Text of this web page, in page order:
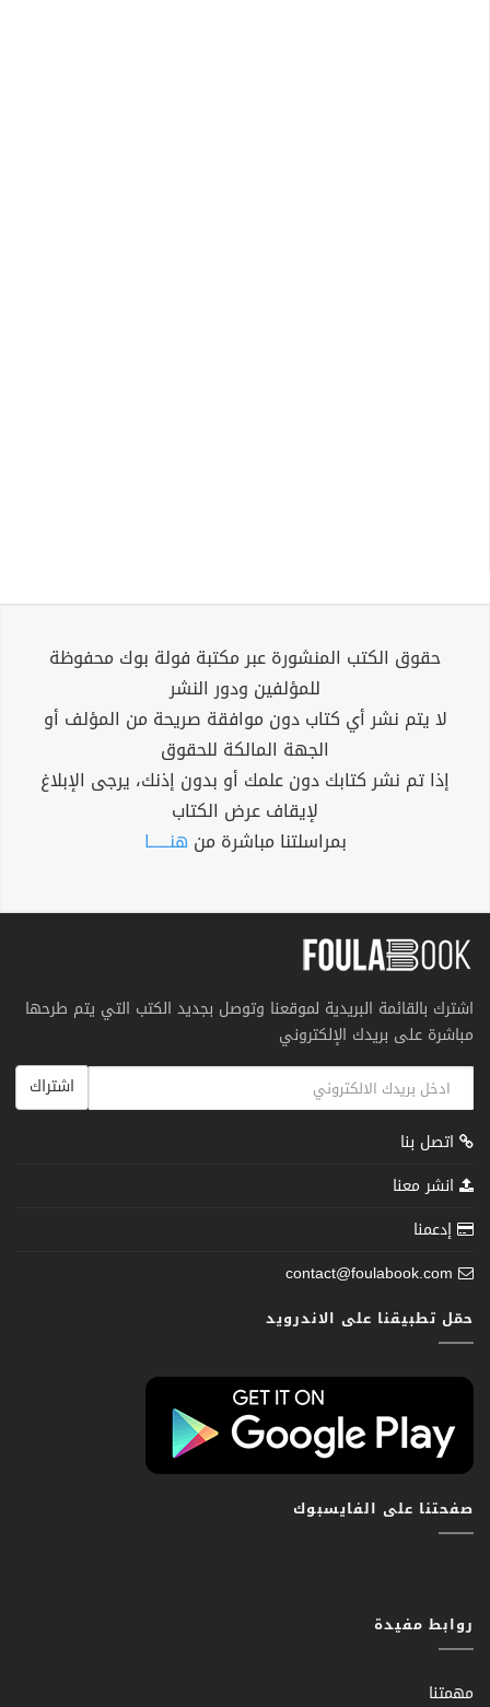
حقوق الكتب المنشورة عبر مكتبة فولة بوك محفوظة
للمؤلفين ودور النشر
لا يتم نشر أي كتاب دون موافقة صريحة من المؤلف أو
الجهة المالكة للحقوق
إذا تم نشر كتابك دون علمك أو بدون إذنك، يرجى الإبلاغ
لإيقاف عرض الكتاب
بمراسلتنا مباشرة من هنــــــا
اشترك بالقائمة البريدية لموقعنا وتوصل بجديد الكتب التي يتم طرحها
مباشرة على بريدك الإلكتروني
اشتراك
اتصل بنا
انشر معنا
إدعمنا
contact@foulabook.com
حمّل تطبيقنا على الاندرويد
صفحتنا على الفايسبوك
روابط مفيدة
مهمتنا